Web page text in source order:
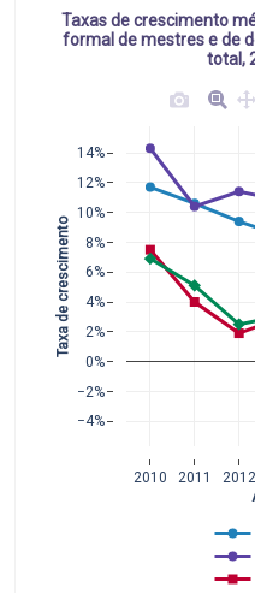
Taxas de crescimento
formal de mestres e de
total,
2010 2011 2012
−4%
−2%
0%
2%
4%
6%
8%
10%
12%
14%
Taxa de crescimento